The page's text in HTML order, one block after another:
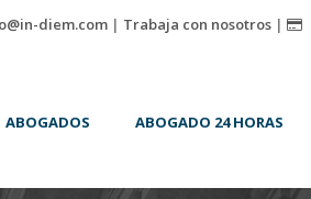
diem.com | Trabaja con nosotros |
ABOGADOS ABOGADO 24 HORAS